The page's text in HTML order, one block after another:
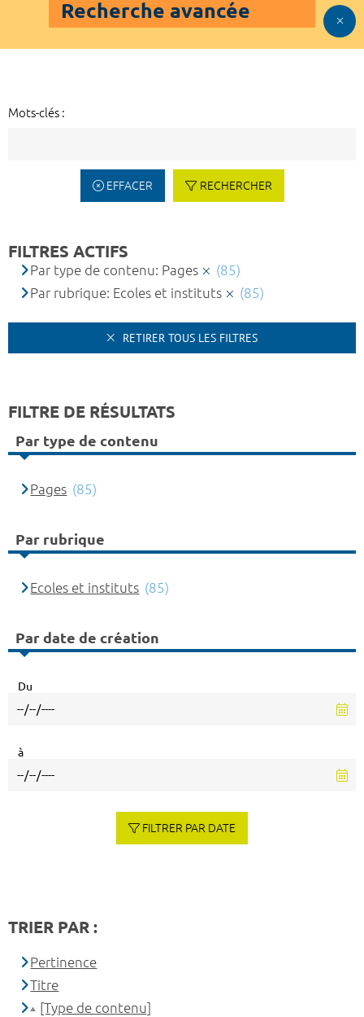
Recherche avancée
Mots-clés :
EFFACER RECHERCHER
FILTRES ACTIFS
Par type de contenu: Pages
(85)
Par rubrique: Ecoles et instituts
(85)
RETIRER TOUS LES FILTRES
FILTRE DE RÉSULTATS
Par type de contenu
Pages (85)
Par rubrique
Ecoles et instituts (85)
Par date de création
Du
à
FILTRER PAR DATE
TRIER PAR :
Pertinence
Titre
[Type de contenu]